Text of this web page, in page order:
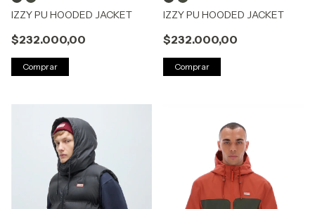
IZZY PU HOODED JACKET
$232.000,00
Comprar
IZZY PU HOODED JACKET
$232.000,00
Comprar